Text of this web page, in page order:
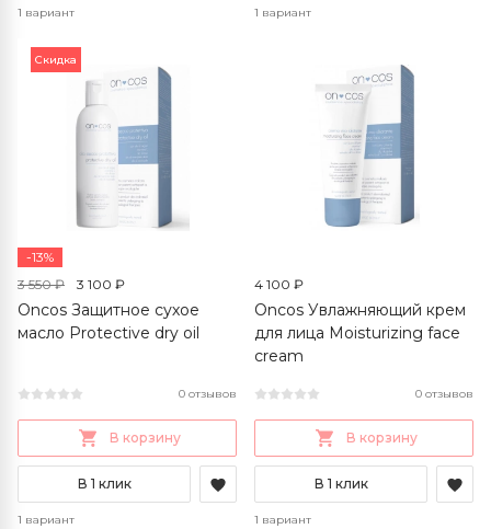
1 вариант 1 вариант
Скидка
3 550 ₽ 3 100 ₽
-13%
Oncos Защитное сухое
масло Protective dry oil
0 отзывов
В корзину
В 1 клик
1 вариант
4 100 ₽
Oncos Увлажняющий крем
для лица Moisturizing face
cream
0 отзывов
В корзину
В 1 клик
1 вариант